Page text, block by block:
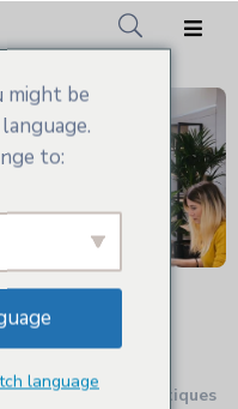
matières plastiques
might be
to:
language